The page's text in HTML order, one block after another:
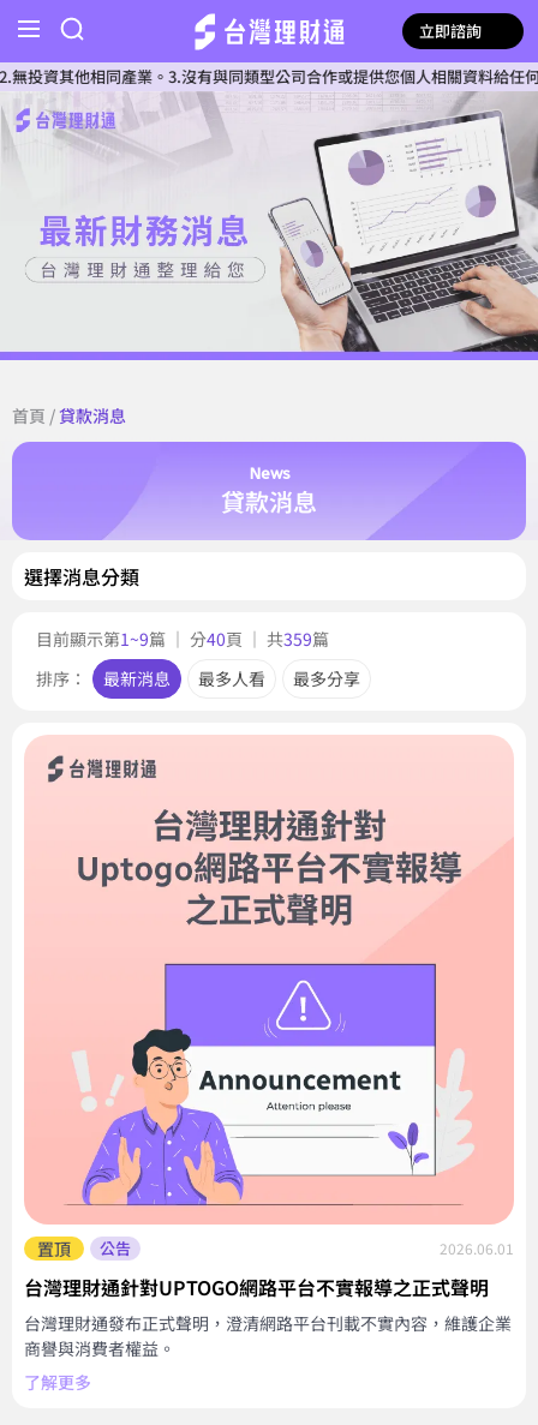
立即諮詢
同產業。3.沒有與同類型公司合作或提供您個人相關資料給任何單位。
首頁 /貸款消息
News
貸款消息
選擇消息分類
目前顯示第1~9篇 ｜ 分40頁 ｜ 共359篇
排序：
最新消息 最多人看 最多分享
置頂 公告 2026.06.01
台灣理財通針對UPTOGO網路平台不實報導之正式聲明
台灣理財通發布正式聲明，澄清網路平台刊載不實內容，維護企業
商譽與消費者權益。
了解更多